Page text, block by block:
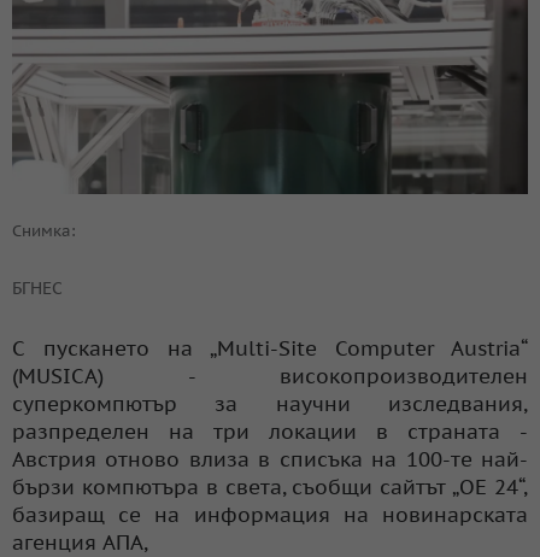
Снимка:
БГНЕС
С пускането на „Multi-Site Computer Austria“
(MUSICA) - високопроизводителен
суперкомпютър за научни изследвания,
разпределен на три локации в страната -
Австрия отново влиза в списъка на 100-те най-
бързи компютъра в света, съобщи сайтът „ОЕ 24“,
базиращ се на информация на новинарската
агенция АПА,